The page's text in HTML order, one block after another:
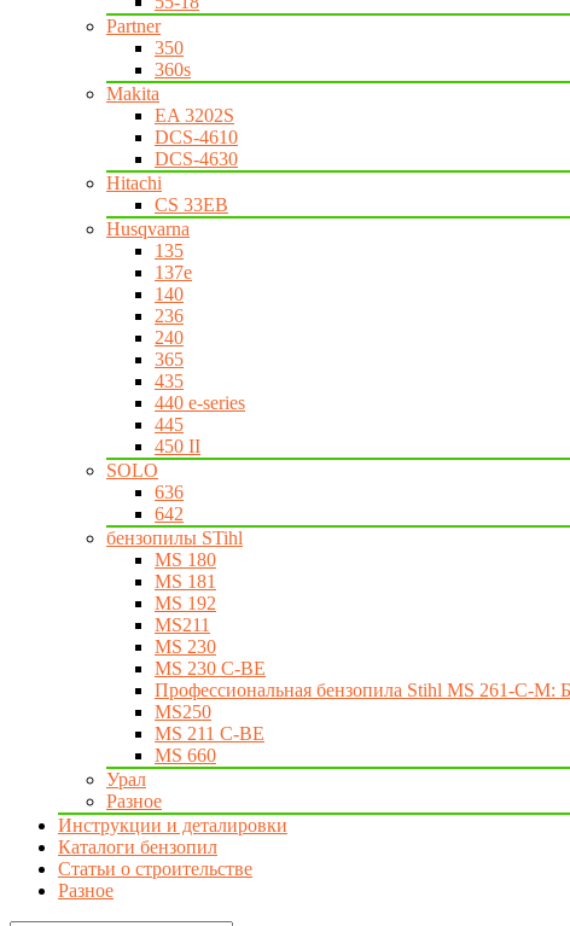
Partner
350
360s
Makita
EA 3202S
DCS-4610
DCS-4630
Hitachi
CS 33EB
Husqvarna
135
137e
140
236
240
365
435
440 e-series
445
450 II
SOLO
636
642
бензопилы STihl
MS 180
MS 181
MS 192
MS211
MS 230
MS 230 C-BE
Профессиональная бензопила Stihl MS 261-C-M:
MS250
MS 211 C-BE
MS 660
Урал
Разное
Инструкции и деталировки
Каталоги бензопил
Статьи о строительстве
Разное